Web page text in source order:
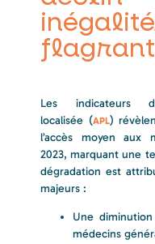
Les indicateurs
localisée (APL)
l’accès moyen aux
2023, marquant une
dégradation est
majeurs :
Une
médecins